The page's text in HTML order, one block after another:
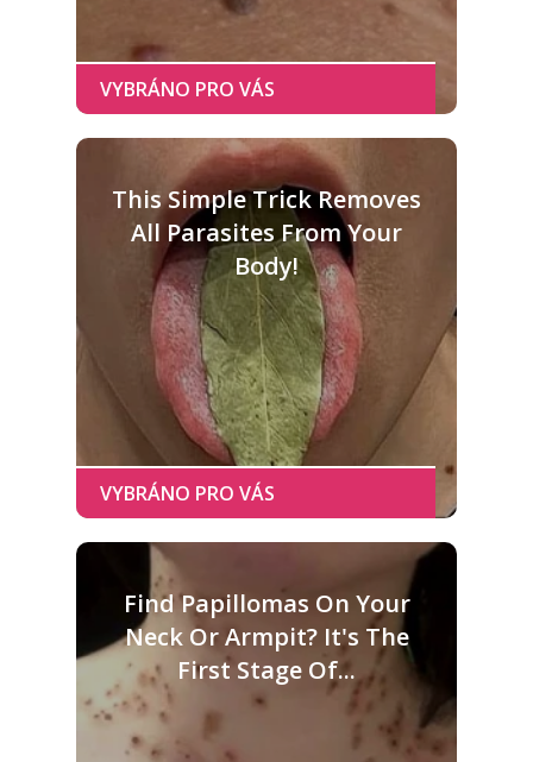
This Simple Trick Removes
All Parasites From Your
Body!
Find Papillomas On Your
Neck Or Armpit? It's The
First Stage Of...